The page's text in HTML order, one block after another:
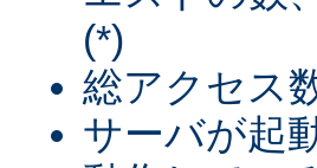
(*)
総アクセス
サーバが起